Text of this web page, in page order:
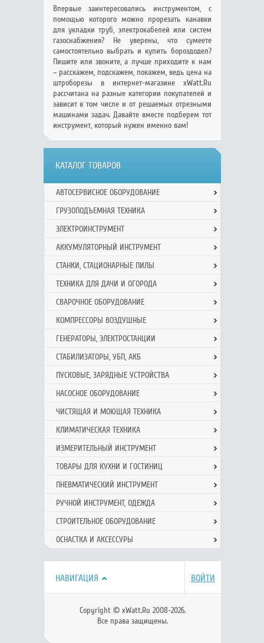
Впервые заинтересовались инструментом, с
помощью которого можно прорезать канавки
для укладки труб, электрокабелей или систем
газоснабжения? Не уверены, что сумеете
самостоятельно выбрать и купить бороздодел?
Пишите или звоните, а лучше приходите к нам
– расскажем, подскажем, покажем, ведь цена на
штроборезы в интернет-магазине xWatt.Ru
рассчитана на разные категории покупателей и
зависит в том числе и от решаемых отрезными
машинами задач. Давайте вместе подберем тот
инструмент, который нужен именно вам!
КАТАЛОГ ТОВАРОВ
АВТОСЕРВИСНОЕ ОБОРУДОВАНИЕ
ГРУЗОПОДЪЕМНАЯ ТЕХНИКА
ЭЛЕКТРОИНСТРУМЕНТ
АККУМУЛЯТОРНЫЙ ИНСТРУМЕНТ
СТАНКИ, СТАЦИОНАРНЫЕ ПИЛЫ
ТЕХНИКА ДЛЯ ДАЧИ И ОГОРОДА
СВАРОЧНОЕ ОБОРУДОВАНИЕ
КОМПРЕССОРЫ ВОЗДУШНЫЕ
ГЕНЕРАТОРЫ, ЭЛЕКТРОСТАНЦИИ
СТАБИЛИЗАТОРЫ, УБП, АКБ
ПУСКОВЫЕ, ЗАРЯДНЫЕ УСТРОЙСТВА
НАСОСНОЕ ОБОРУДОВАНИЕ
ЧИСТЯЩАЯ И МОЮЩАЯ ТЕХНИКА
КЛИМАТИЧЕСКАЯ ТЕХНИКА
ИЗМЕРИТЕЛЬНЫЙ ИНСТРУМЕНТ
ТОВАРЫ ДЛЯ КУХНИ И ГОСТИНИЦ
ПНЕВМАТИЧЕСКИЙ ИНСТРУМЕНТ
РУЧНОЙ ИНCТРУМЕНТ, ОДЕЖДА
СТРОИТЕЛЬНОЕ ОБОРУДОВАНИЕ
ОСНАСТКА И АКСЕССУРЫ
НАВИГАЦИЯ ВОЙТИ
Copyright © xWatt.Ru 2008-2026.
Все права защищены.